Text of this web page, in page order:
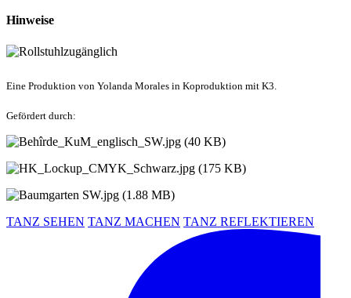
Hinweise
Eine Produktion von Yolanda Morales in Koproduktion mit K3.
Gefördert durch:
TANZ SEHEN TANZ MACHEN TANZ REFLEKTIEREN